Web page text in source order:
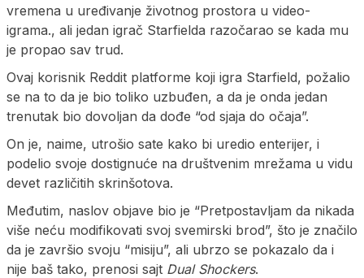
vremena u uređivanje životnog prostora u video-
igrama., ali jedan igrač Starfielda razočarao se kada mu
je propao sav trud.
Ovaj korisnik Reddit platforme koji igra Starfield, požalio
se na to da je bio toliko uzbuđen, a da je onda jedan
trenutak bio dovoljan da dođe “od sjaja do očaja”.
On je, naime, utrošio sate kako bi uredio enterijer, i
podelio svoje dostignuće na društvenim mrežama u vidu
devet različitih skrinšotova.
Međutim, naslov objave bio je “Pretpostavljam da nikada
više neću modifikovati svoj svemirski brod”, što je značilo
da je završio svoju “misiju”, ali ubrzo se pokazalo da i
nije baš tako, prenosi sajt Dual Shockers.